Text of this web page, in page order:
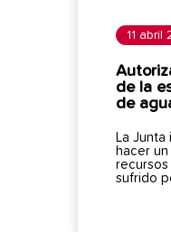
11 abril
de la
de
La
hacer
sufrido